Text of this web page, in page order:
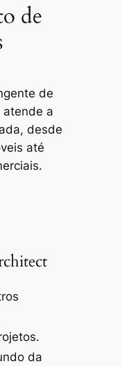
de
de
atende a
desde
até
da